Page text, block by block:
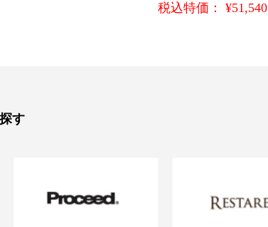
税込特価： ¥51,540
す